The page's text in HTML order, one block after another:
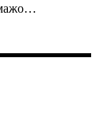
мажо…